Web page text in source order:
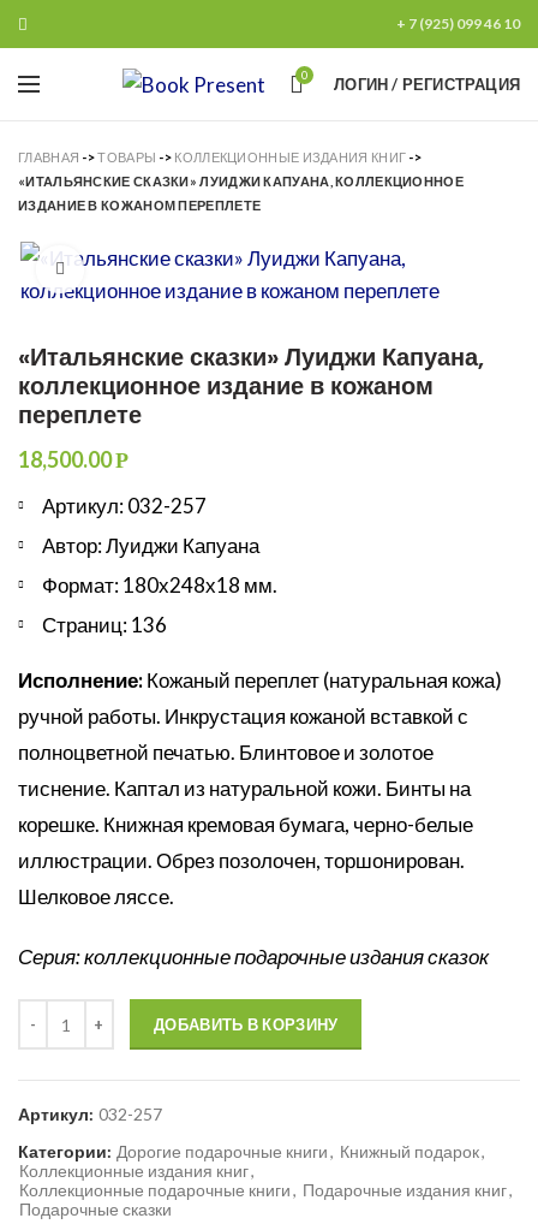
+ 7 (925) 099 46 10
0 ЛОГИН / РЕГИСТРАЦИЯ
ГЛАВНАЯ ->ТОВАРЫ -> КОЛЛЕКЦИОННЫЕ ИЗДАНИЯ КНИГ ->
«ИТАЛЬЯНСКИЕ СКАЗКИ» ЛУИДЖИ КАПУАНА, КОЛЛЕКЦИОННОЕ
ИЗДАНИЕ В КОЖАНОМ ПЕРЕПЛЕТЕ
Увеличить
«Итальянские сказки» Луиджи Капуана,
коллекционное издание в кожаном
переплете
18,500.00Р
Артикул: 032-257
Автор: Луиджи Капуана
Формат: 180х248х18 мм.
Страниц: 136
Исполнение:Кожаный переплет (натуральная кожа)
ручной работы. Инкрустация кожаной вставкой с
полноцветной печатью. Блинтовое и золотое
тиснение. Каптал из натуральной кожи. Бинты на
корешке. Книжная кремовая бумага, черно-белые
иллюстрации. Обрез позолочен, торшонирован.
Шелковое ляссе.
Серия: коллекционные подарочные издания сказок
ДОБАВИТЬ В КОРЗИНУ
Артикул: 032-257
Категории: Дорогие подарочные книги, Книжный подарок,
Коллекционные издания книг,
Коллекционные подарочные книги, Подарочные издания книг,
Подарочные сказки